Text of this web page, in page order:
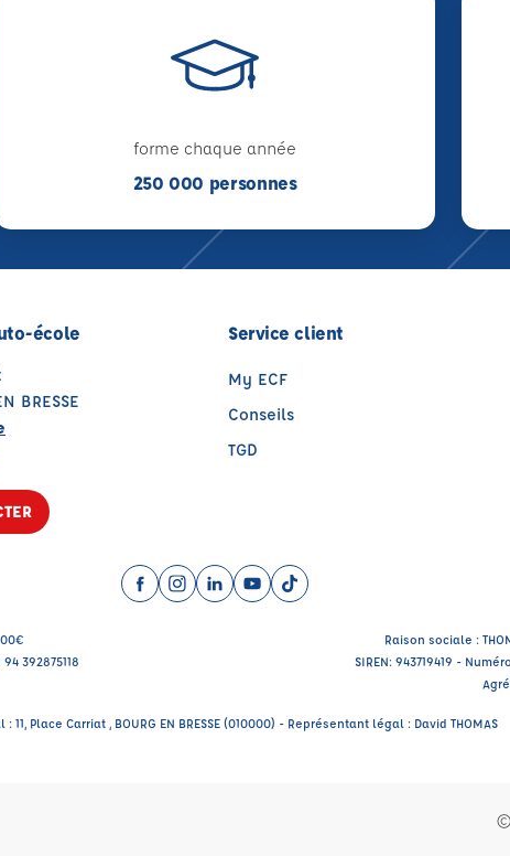
forme chaque année
250 000 personnes
école
BRESSE
Service client
My ECF
Conseils
TGD
Facebook (nouvelle fenêtre)
Instagram (nouvelle fenêtre)
LinkedIn (nouvelle fenêtre)
YouTube (nouvelle fenêtre)
TikTok (nouvelle fenêtre)
392875118
Raison sociale :
SIREN: 943719419 -
: 11, Place Carriat , BOURG EN BRESSE (010000) - Représentant légal : David THOMAS
©